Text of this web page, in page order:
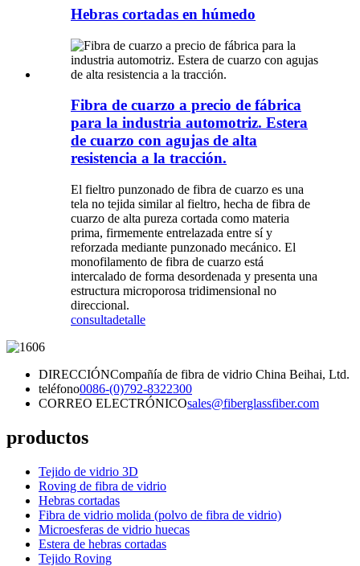
Hebras cortadas en húmedo
Fibra de cuarzo a precio de fábrica
para la industria automotriz. Estera
de cuarzo con agujas de alta
resistencia a la tracción.
El fieltro punzonado de fibra de cuarzo es una
tela no tejida similar al fieltro, hecha de fibra de
cuarzo de alta pureza cortada como materia
prima, firmemente entrelazada entre sí y
reforzada mediante punzonado mecánico. El
monofilamento de fibra de cuarzo está
intercalado de forma desordenada y presenta una
estructura microporosa tridimensional no
direccional.
consultadetalle
DIRECCIÓNCompañía de fibra de vidrio China Beihai, Ltd.
teléfono0086-(0)792-8322300
CORREO ELECTRÓNICOsales@fiberglassfiber.com
productos
Tejido de vidrio 3D
Roving de fibra de vidrio
Hebras cortadas
Fibra de vidrio molida (polvo de fibra de vidrio)
Microesferas de vidrio huecas
Estera de hebras cortadas
Tejido Roving